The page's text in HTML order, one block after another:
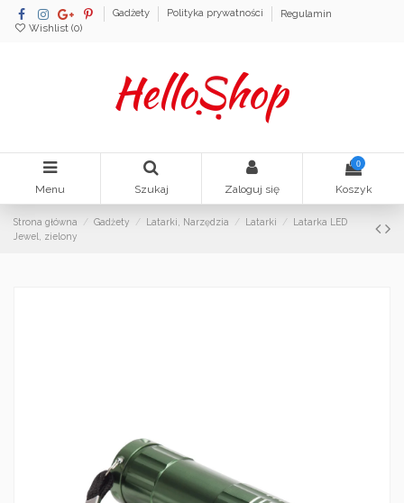
Gadżety Polityka prywatności
Regulamin
Wishlist (0)
Menu Szukaj Zaloguj się
0
Koszyk
Strona główna Gadżety Latarki, Narzędzia Latarki
Latarka LED
Jewel, zielony